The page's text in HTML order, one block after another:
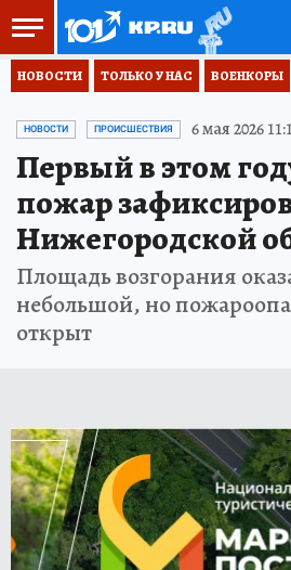
НОВОСТИ ТОЛЬКО У НАС ВОЕНКОРЫ
НОВОСТИ ПРОИСШЕСТВИЯ 6 мая 2026
Первый в этом
пожар
Нижегородской
Площадь возгорания
небольшой, но
открыт